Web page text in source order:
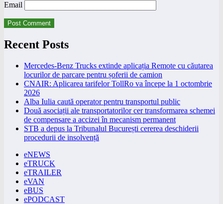
Email
Recent Posts
Mercedes-Benz Trucks extinde aplicația Remote cu căutarea
locurilor de parcare pentru șoferii de camion
CNAIR: Aplicarea tarifelor TollRo va începe la 1 octombrie
2026
Alba Iulia caută operator pentru transportul public
Două asociații ale transportatorilor cer transformarea schemei
de compensare a accizei în mecanism permanent
STB a depus la Tribunalul București cererea deschiderii
procedurii de insolvență
eNEWS
eTRUCK
eTRAILER
eVAN
eBUS
ePODCAST